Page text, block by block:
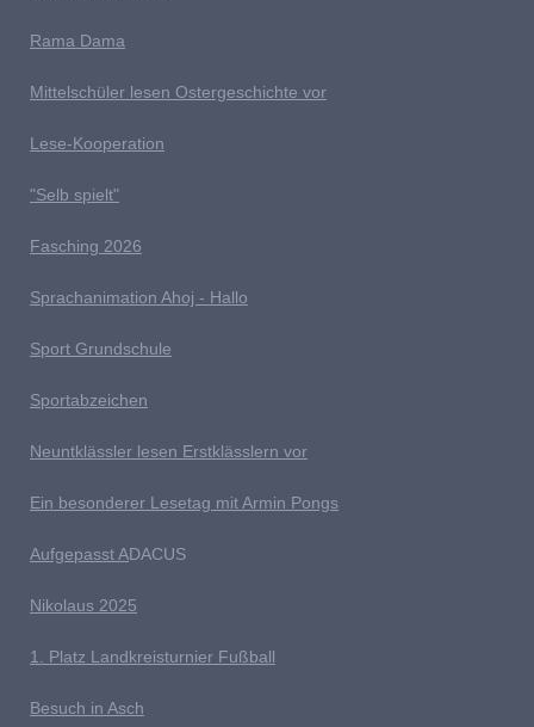
Rama Dama
Mittelschüler lesen Ostergeschichte vor
Lese-Kooperation
"Selb spielt"
Fasching 2026
Sprachanimation Ahoj - Hallo
Sport Grundschule
Sportabzeichen
Neuntklässler lesen Erstklässlern vor
Ein besonderer Lesetag mit Armin Pongs
Aufgepasst ADACUS
Nikolaus 2025
1. Platz Landkreisturnier Fußball
Besuch in Asch